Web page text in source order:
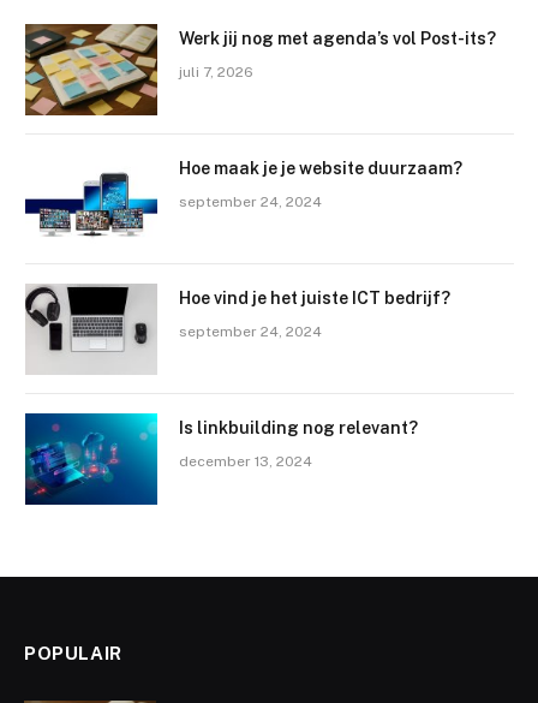
Werk jij nog met agenda’s vol Post-its?
juli 7, 2026
Hoe maak je je website duurzaam?
september 24, 2024
Hoe vind je het juiste ICT bedrijf?
september 24, 2024
Is linkbuilding nog relevant?
december 13, 2024
POPULAIR